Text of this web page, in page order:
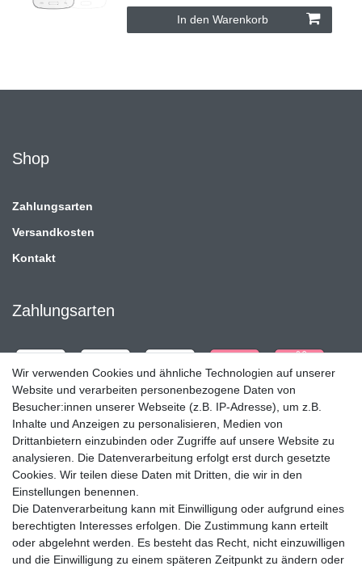
In den Warenkorb
Shop
Zahlungsarten
Versandkosten
Kontakt
Zahlungsarten
Versandpartner
Wir verwenden Cookies und ähnliche Technologien auf unserer
Website und verarbeiten personenbezogene Daten von
Besucher:innen unserer Webseite (z.B. IP-Adresse), um z.B.
Inhalte und Anzeigen zu personalisieren, Medien von
Drittanbietern einzubinden oder Zugriffe auf unsere Website zu
analysieren. Die Datenverarbeitung erfolgt erst durch gesetzte
Cookies. Wir teilen diese Daten mit Dritten, die wir in den
Einstellungen benennen.
Die Datenverarbeitung kann mit Einwilligung oder aufgrund eines
berechtigten Interesses erfolgen. Die Zustimmung kann erteilt
oder abgelehnt werden. Es besteht das Recht, nicht einzuwilligen
und die Einwilligung zu einem späteren Zeitpunkt zu ändern oder